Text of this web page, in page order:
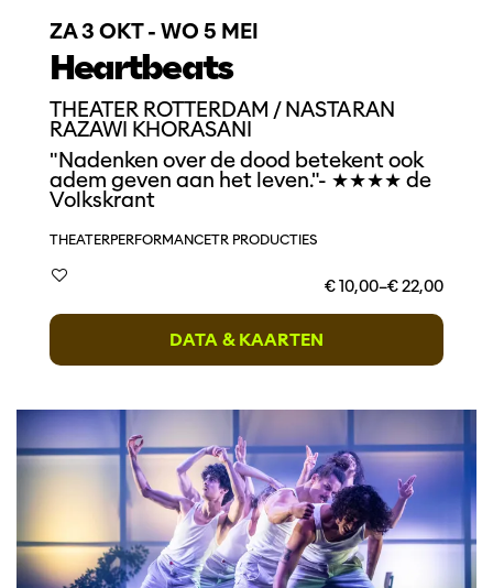
Heartbeats
THEATER ROTTERDAM / NASTARAN
RAZAWI KHORASANI
ZA 3 OKT- WO 5 MEI
"Nadenken over de dood betekent ook
adem geven aan het leven."- ★★★★ de
Volkskrant
THEATERPERFORMANCETR PRODUCTIES
€ 10,00–€ 22,00
DATA & KAARTEN